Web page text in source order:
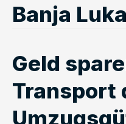
Banja Luka
Geld
Transport